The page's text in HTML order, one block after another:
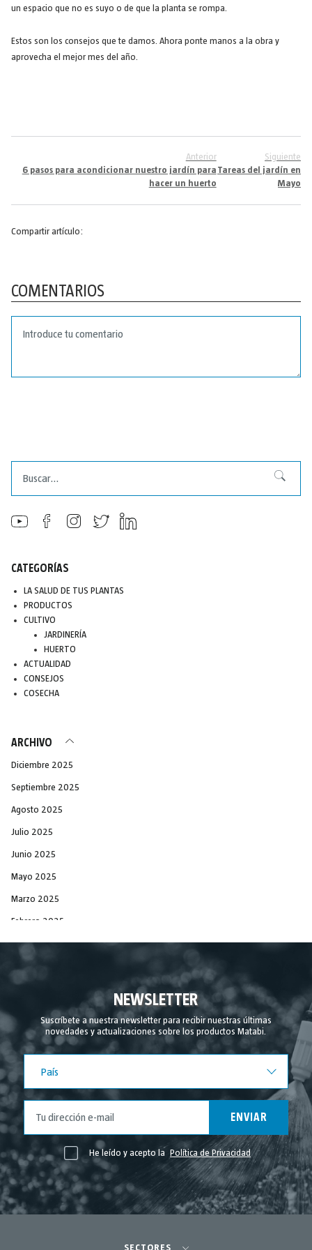
un espacio que no es suyo o de que la planta se rompa.
Estos son los consejos que te damos. Ahora ponte manos a la obra y
aprovecha el mejor mes del año.
Anterior
6 pasos para acondicionar nuestro jardín para
hacer un huerto
Siguiente
Tareas del jardín en
Mayo
Compartir artículo:
COMENTARIOS
Buscar
CATEGORÍAS
LA SALUD DE TUS PLANTAS
PRODUCTOS
CULTIVO
JARDINERÍA
HUERTO
ACTUALIDAD
CONSEJOS
COSECHA
ARCHIVO
Diciembre 2025
Septiembre 2025
Agosto 2025
Julio 2025
Junio 2025
Mayo 2025
Marzo 2025
Febrero 2025
Diciembre 2024
Agosto 2024
Julio 2024
Junio 2024
Mayo 2024
Abril 2024
Marzo 2024
Febrero 2024
Noviembre 2023
Mayo 2023
Abril 2023
NEWSLETTER
Suscríbete a nuestra newsletter para recibir nuestras últimas
novedades y actualizaciones sobre los productos Matabi.
País
ENVIAR
He leído y acepto la Política de Privacidad
SECTORES